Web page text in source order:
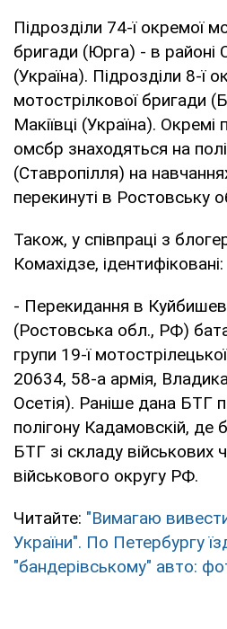
Підрозділи 74-ї окремої
бригади (Юрга) - в районі
(Україна). Підрозділи 8-ї
мотострілкової бригади
Макіївці (Україна). Окремі
омсбр знаходяться на
(Ставропілля) на
перекинуті в Ростовську
Також, у співпраці з
Комахідзе, ідентифіковані:
- Перекидання в
(Ростовська обл., РФ)
групи 19-ї
20634, 58-а армія,
Осетія). Раніше дана БТГ
полігону Кадамовскій, де
БТГ зі складу військових
військового округу РФ.
Читайте: "Вимагаю
України". По Петербургу
"бандерівському" авто: